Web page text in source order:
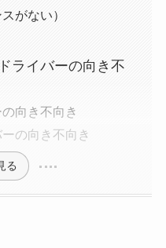
がない）
ライバーの向き不
向き不向き
の向き不向き
る